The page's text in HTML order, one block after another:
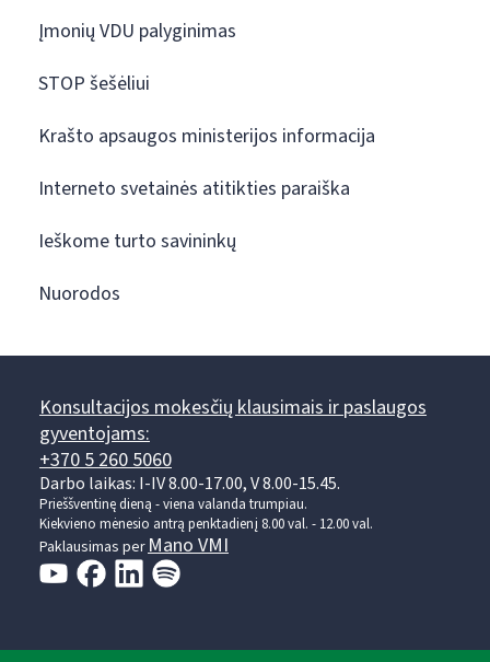
Įmonių VDU palyginimas
STOP šešėliui
Krašto apsaugos ministerijos informacija
Interneto svetainės atitikties paraiška
Ieškome turto savininkų
Nuorodos
Konsultacijos mokesčių klausimais ir paslaugos
gyventojams:
+370 5 260 5060
Darbo laikas: I-IV 8.00-17.00, V 8.00-15.45.
Prieššventinę dieną - viena valanda trumpiau.
Kiekvieno mėnesio antrą penktadienį 8.00 val. - 12.00 val.
Paklausimas per Mano VMI